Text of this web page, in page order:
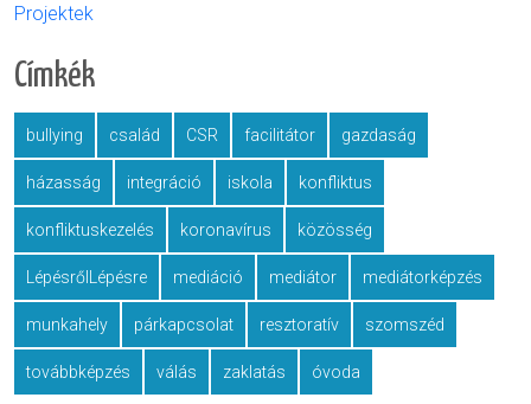
Projektek
Címkék
bullying család CSR facilitátor gazdaság
házasság integráció iskola konfliktus
konfliktuskezelés koronavírus közösség
LépésrőlLépésre mediáció mediátor mediátorképzés
munkahely párkapcsolat resztoratív szomszéd
továbbképzés válás zaklatás óvoda